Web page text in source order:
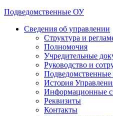
Подведомственные ОУ
Сведения об управлении
Структура и
Полномочия
Учредительные
Руководство и
Подведомственные
История
Информационные
Реквизиты
Контакты